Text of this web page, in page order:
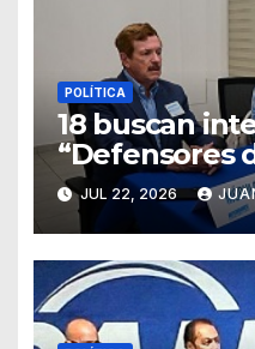
POLÍTICA
18 buscan
“Defensores
Familia y la
JUL 22, 2026